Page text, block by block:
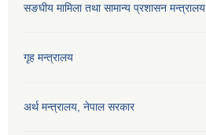
सङघीय मामिला तथा सामान्य प्रशासन मन्‍त्रालय
गृह मन्त्रालय
अर्थ मन्त्रालय, नेपाल सरकार